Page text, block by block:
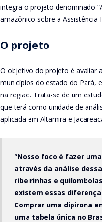
integra o projeto denominado
amazônico sobre a Assistência
O projeto
O objetivo do projeto é avaliar
municípios do estado do Pará,
na região. Trata-se de um
que terá como unidade de
aplicada em Altamira e
“Nosso foco é fazer
através da análise
ribeirinhas e
existem essas
Comprar uma dipirona
uma tabela única no